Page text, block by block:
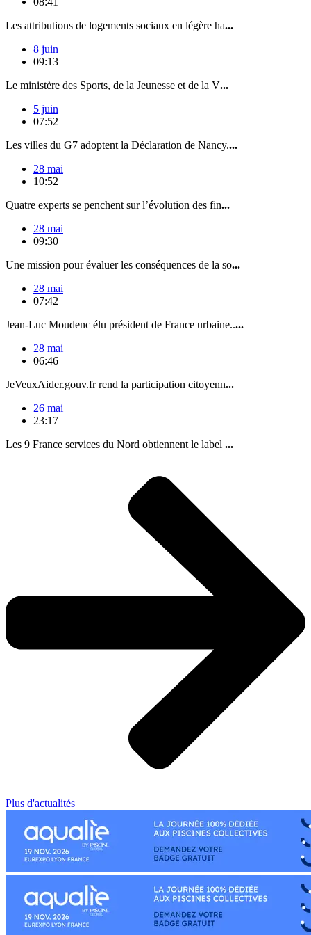
Les attributions de logements sociaux en légère ha...
8 juin
09:13
Le ministère des Sports, de la Jeunesse et de la V...
5 juin
07:52
Les villes du G7 adoptent la Déclaration de Nancy....
28 mai
10:52
Quatre experts se penchent sur l’évolution des fin...
28 mai
09:30
Une mission pour évaluer les conséquences de la so...
28 mai
07:42
Jean-Luc Moudenc élu président de France urbaine.....
28 mai
06:46
JeVeuxAider.gouv.fr rend la participation citoyenn...
26 mai
23:17
Les 9 France services du Nord obtiennent le label ...
Plus d'actualités